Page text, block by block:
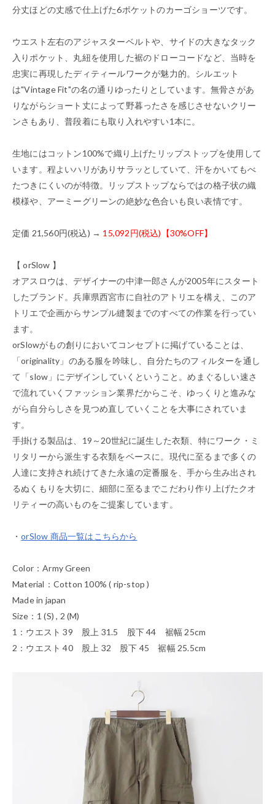
分丈ほどの丈感で仕上げた6ポケットのカーゴショーツです。
ウエスト左右のアジャスターベルトや、サイドの大きなタック
入りポケット、丸紐を使用した裾のドローコードなど、当時を
忠実に再現したディティールワークが魅力的。シルエット
は"Vintage Fit"の名の通りゆったりとしています。無骨さがあ
りながらショート丈によって野暮ったさを感じさせないクリー
ンさもあり、普段着にも取り入れやすい1本に。
生地にはコットン100%で織り上げたリップストップを使用して
います。程よいハリがありサラッとしていて、汗をかいてもべ
たつきにくいのが特徴。リップストップならではの格子状の織
模様や、アーミーグリーンの絶妙な色合いも良い表情です。
定価 21,560円(税込) → 15,092円(税込)【30%OFF】
【 orSlow 】
オアスロウは、デザイナーの中津一郎さんが2005年にスタート
したブランド。兵庫県西宮市に自社のアトリエを構え、このア
トリエで企画からサンプル縫製までのすべての作業を行ってい
ます。
orSlowがもの創りにおいてコンセプトに掲げていることは、
「originality」のある服を吟味し、自分たちのフィルターを通し
て「slow」にデザインしていくということ。めまぐるしい速さ
で流れていくファッション業界だからこそ、ゆっくりと進みな
がら自分らしさを見つめ直していくことを大事にされていま
す。
手掛ける製品は、19～20世紀に誕生した衣類、特にワーク・ミ
リタリーから派生する衣類をベースに。現代に至るまで多くの
人達に支持され続けてきた永遠の定番服を、手から生み出され
るぬくもりを大切に、細部に至るまでこだわり作り上げたクオ
リティーの高いものをご提案しています。
・orSlow 商品一覧はこちらから
Color：Army Green
Material：Cotton 100% ( rip-stop )
Made in japan
Size：1 (S) , 2 (M)
1：ウエスト 39 股上 31.5 股下 44 裾幅 25cm
2：ウエスト 40 股上 32 股下 45 裾幅 25.5cm